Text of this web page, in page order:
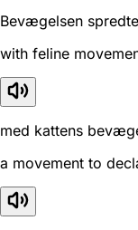
Bevægelsen
with feline
med kattens
a movement to